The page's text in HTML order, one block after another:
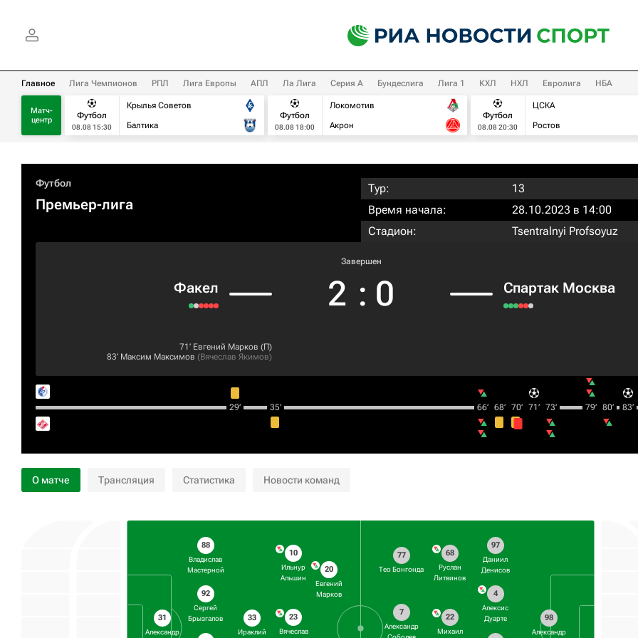
Главное Лига Чемпионов РПЛ Лига Европы АПЛ Ла Лига Серия А Бундеслига Лига 1 КХЛ НХЛ Евролига НБА
Матч-
центр
Футбол
08.08 15:30
Крылья Советов
Балтика
Футбол
08.08 18:00
Локомотив
Акрон
Футбол
08.08 20:30
ЦСКА
Ростов
Футбол
Премьер-лига
Тур:
13
Время начала:
28.10.2023 в 14:00
Стадион:
Tsentralnyi Profsoyuz
Факел
Завершен
2 : 0 Спартак Москва
71‎’‎ Евгений Марков (П)
83‎’‎ Максим Максимов (Вячеслав Якимов)
29‎’‎ 35‎’‎ 66‎’‎ 68‎’‎ 70‎’‎ 71‎’‎ 73‎’‎ 79‎’‎ 80‎’‎ 83‎’‎
О матче Трансляция Статистика Новости команд
31
Александр
88
Владислав
Мастерной
92
Сергей
Брызгалов
33
Ираклий
10
Ильнур
Альшин
23
Вячеслав
20
Евгений
Марков
98
Александр
97
Даниил
Денисов
4
Алексис
Дуарте
68
Руслан
Литвинов
22
Михаил
77
Тео Бонгонда
7
Александр